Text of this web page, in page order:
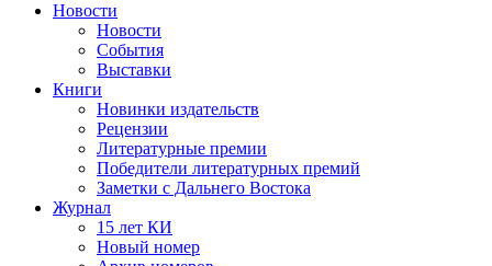
Новости
Новости
События
Выставки
Книги
Новинки издательств
Рецензии
Литературные премии
Победители литературных премий
Заметки с Дальнего Востока
Журнал
15 лет КИ
Новый номер